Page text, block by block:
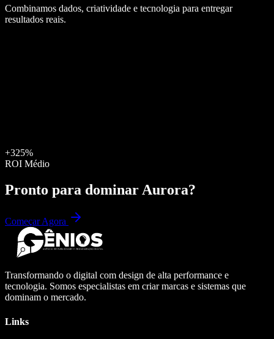
Combinamos dados, criatividade e tecnologia para entregar
resultados reais.
+325%
ROI Médio
Pronto para dominar Aurora?
Começar Agora
Transformando o digital com design de alta performance e
tecnologia. Somos especialistas em criar marcas e sistemas que
dominam o mercado.
Links